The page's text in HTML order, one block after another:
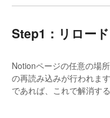
Step1：リロー
Notionページの任意の場
の再読み込みが行われま
であれば、これで解消す